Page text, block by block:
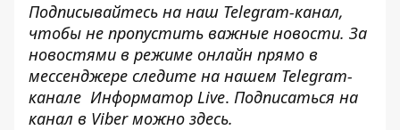
Подписывайтесь на наш Telegram-канал,
чтобы не пропустить важные новости. За
новостями в режиме онлайн прямо в
мессенджере следите на нашем Telegram-
канале Информатор Live. Подписаться на
канал в Viber можно здесь.